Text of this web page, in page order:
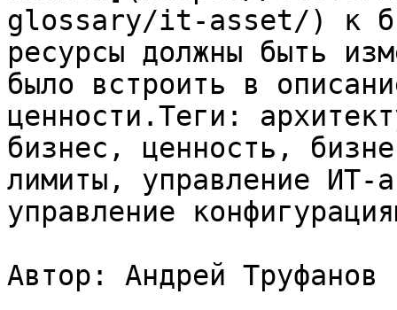
glossary/it-asset/) к
ресурсы должны быть
было встроить в
ценности.Теги:
бизнес, ценность,
лимиты, управление ИТ-
управление
Автор: Андрей Труфанов